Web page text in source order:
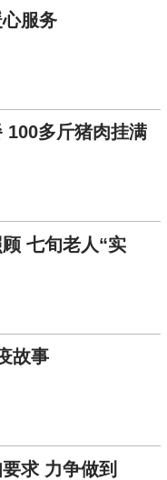
服务
100多斤猪肉挂满
七旬老人“实
故事
求 力争做到